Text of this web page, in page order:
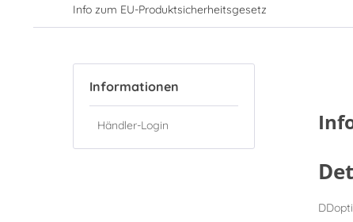
Info zum EU-Produktsicherheitsgesetz
Informationen
Händler-Login